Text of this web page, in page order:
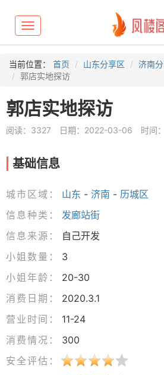
Toggle
navigation
当前位置： 首页 山东分享区 济南
郭店实地探访
郭店实地探访
阅读：3327 日期：2022-03-06 时间
基础信息
城市区域： 山东 - 济南 - 历城区
信息种类：
发廊站街
信息来源：
自己开发
小姐数量：
3
小姐年龄：
20-30
消费日期：
2020.3.1
营业时间：
11-24
消费情况：
300
安全评估：